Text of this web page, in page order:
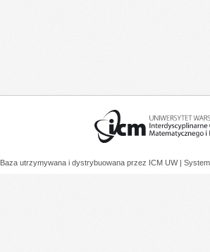
Baza utrzymywana i dystrybuowana przez ICM UW |